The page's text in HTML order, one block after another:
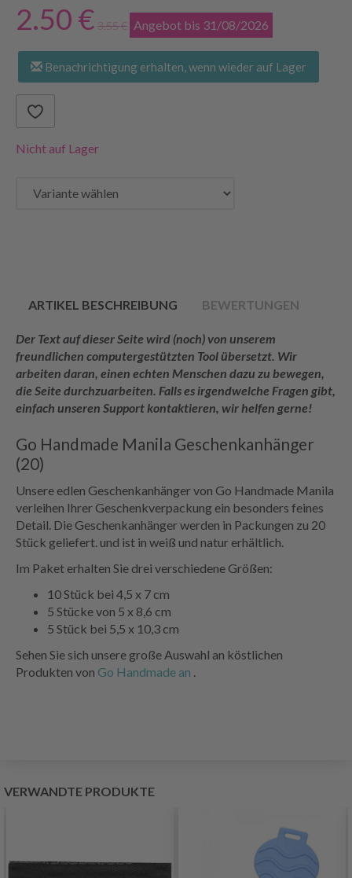
2.50 € 3.55 € Angebot bis 31/08/2026
Benachrichtigung erhalten, wenn wieder auf Lager
Nicht auf Lager
ARTIKEL BESCHREIBUNG BEWERTUNGEN
Der Text auf dieser Seite wird (noch) von unserem
freundlichen computergestützten Tool übersetzt. Wir
arbeiten daran, einen echten Menschen dazu zu bewegen,
die Seite durchzuarbeiten. Falls es irgendwelche Fragen gibt,
einfach unseren Support kontaktieren, wir helfen gerne!
Go Handmade Manila Geschenkanhänger
(20)
Unsere edlen Geschenkanhänger von Go Handmade Manila
verleihen Ihrer Geschenkverpackung ein besonders feines
Detail. Die Geschenkanhänger werden in Packungen zu 20
Stück geliefert. und ist in weiß und natur erhältlich.
Im Paket erhalten Sie drei verschiedene Größen:
10 Stück bei 4,5 x 7 cm
5 Stücke von 5 x 8,6 cm
5 Stück bei 5,5 x 10,3 cm
Sehen Sie sich unsere große Auswahl an köstlichen
Produkten von Go Handmade an
VERWANDTE PRODUKTE